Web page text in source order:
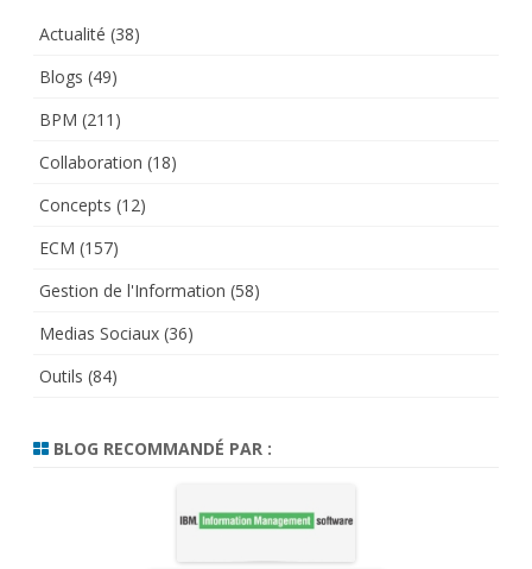
Actualité (38)
Blogs (49)
BPM (211)
Collaboration (18)
Concepts (12)
ECM (157)
Gestion de l'Information (58)
Medias Sociaux (36)
Outils (84)
BLOG RECOMMANDÉ PAR :